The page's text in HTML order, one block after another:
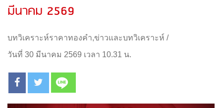
มีนาคม 2569
บทวิเคราะห์ราคาทองคำ,ข่าวและบทวิเคราะห์ /
วันที่ 30 มีนาคม 2569 เวลา 10.31 น.